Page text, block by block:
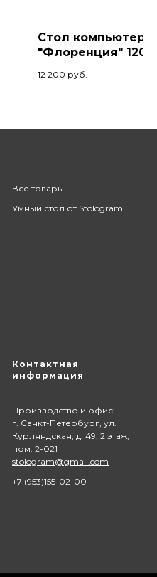
Стол
"Флоренция"
12 200 руб.
Все товары
Умный стол от Stologram
Контактная
информация
Производство и офис:
г. Санкт-Петербург, ул.
Курляндская, д. 49, 2 этаж,
пом. 2-021
stologram@gmail.com
+7 (953)155-02-00